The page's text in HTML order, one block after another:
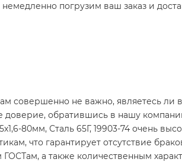
погрузим ваш заказ и
совершенно не важно, являетесь ли
доверие, обратившись в нашу
80мм, Сталь 65Г, 19903-74 очень
что гарантирует отсутствие
а также количественным